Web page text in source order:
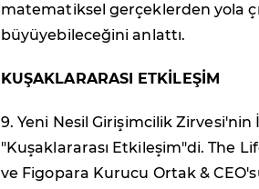
matematiksel gerçeklerden yola
büyüyebileceğini anlattı.
KUŞAKLARARASI ETKİLEŞİM
9. Yeni Nesil Girişimcilik
"Kuşaklararası Etkileşim"di. The
ve Figopara Kurucu Ortak &